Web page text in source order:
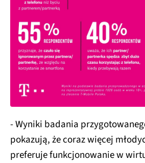
- Wyniki badania
pokazują, że coraz więcej
preferuje funkcjonowanie w